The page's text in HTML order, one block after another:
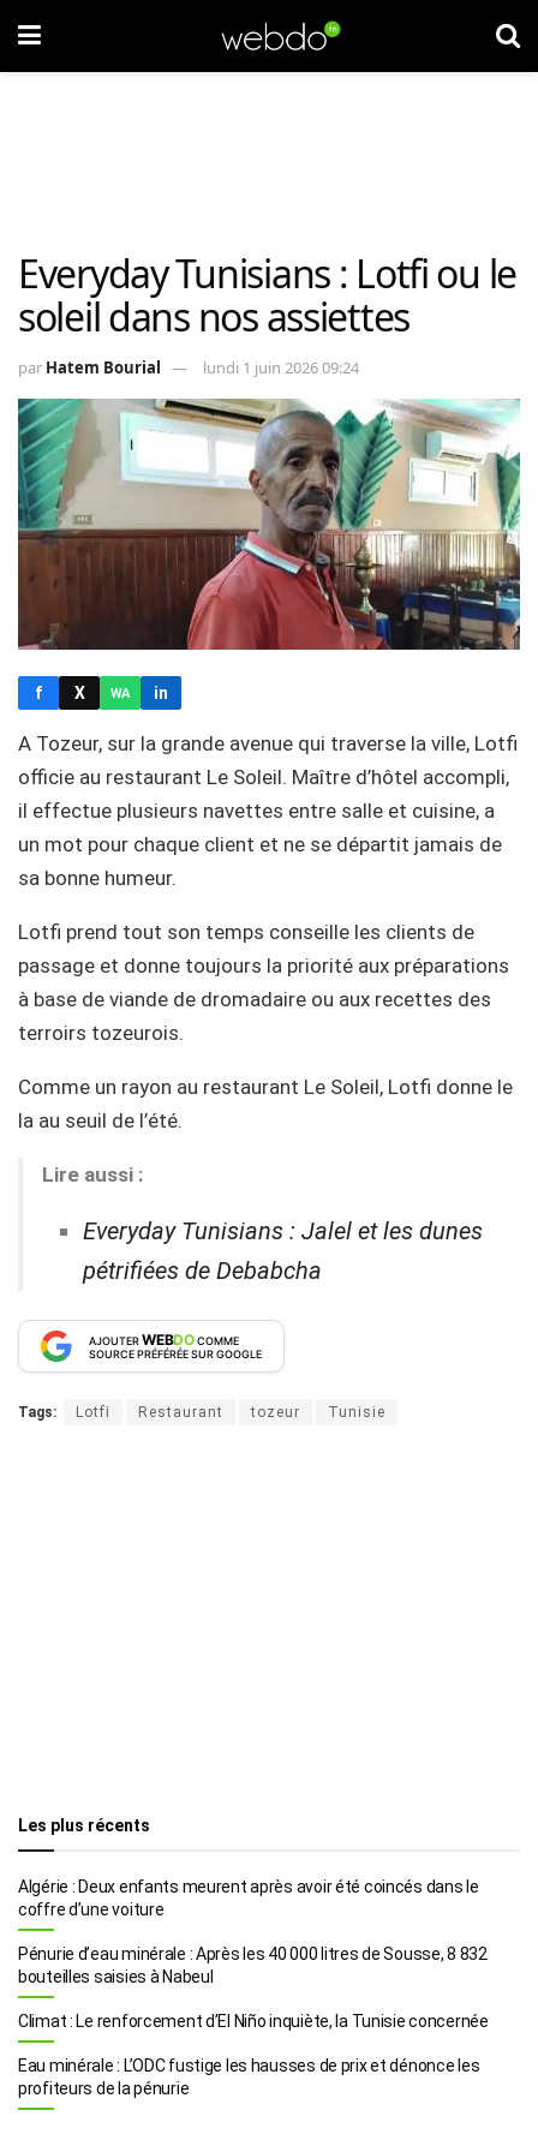
Everyday Tunisians : Lotfi ou le
soleil dans nos assiettes
par Hatem Bourial lundi 1 juin 2026 09:24
f X WA in
A Tozeur, sur la grande avenue qui traverse la ville, Lotfi
officie au restaurant Le Soleil. Maître d’hôtel accompli,
il effectue plusieurs navettes entre salle et cuisine, a
un mot pour chaque client et ne se départit jamais de
sa bonne humeur.
Lotfi prend tout son temps conseille les clients de
passage et donne toujours la priorité aux préparations
à base de viande de dromadaire ou aux recettes des
terroirs tozeurois.
Comme un rayon au restaurant Le Soleil, Lotfi donne le
la au seuil de l’été.
Lire aussi :
Everyday Tunisians : Jalel et les dunes
pétrifiées de Debabcha
AJOUTERWEBDOCOMME
SOURCE PRÉFÉRÉE SUR GOOGLE
Tags: Lotfi Restaurant tozeur Tunisie
Les plus récents
Algérie : Deux enfants meurent après avoir été coincés dans le
coffre d’une voiture
Pénurie d’eau minérale : Après les 40 000 litres de Sousse, 8 832
bouteilles saisies à Nabeul
Climat : Le renforcement d’El Niño inquiète, la Tunisie concernée
Eau minérale : L’ODC fustige les hausses de prix et dénonce les
profiteurs de la pénurie